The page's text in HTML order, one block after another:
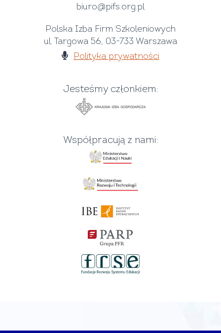
biuro@pifs.org.pl
Polska Izba Firm Szkoleniowych
ul. Targowa 56, 03-733 Warszawa
Polityka prywatności
Jesteśmy członkiem:
Współpracują z nami: